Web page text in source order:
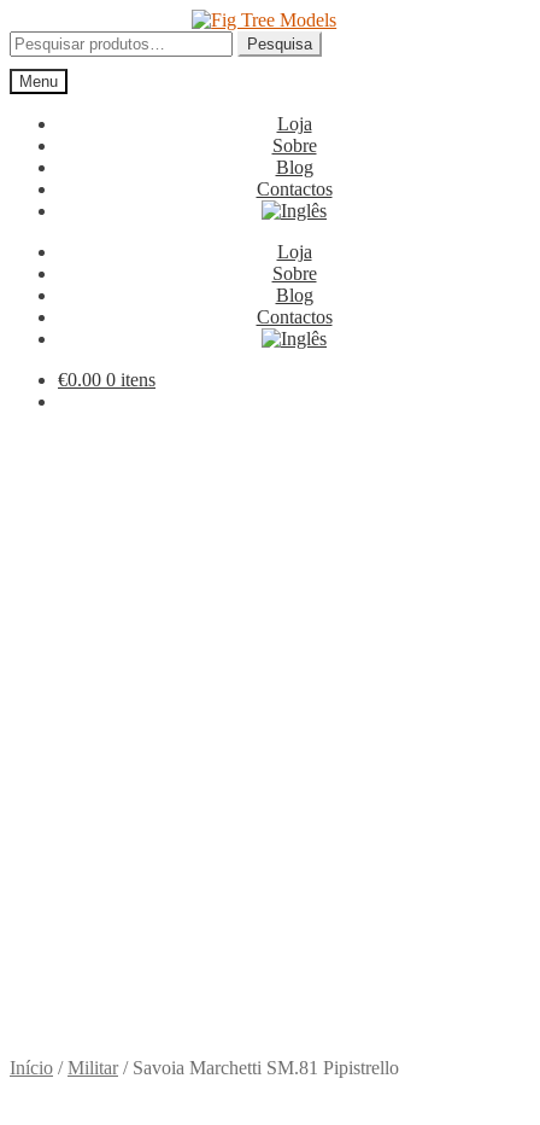
para
a
navegação
para
o
conteúdo
Pesquisar
por:
Pesquisa
Menu
Loja
Sobre
Blog
Contactos
Loja
Sobre
Blog
Contactos
€0.00 0 itens
Início /Militar/ Savoia Marchetti SM.81 Pipistrello